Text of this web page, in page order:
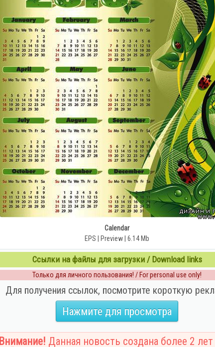
Calendar
EPS | Preview | 6.14 Mb
Ссылки на файлы для загрузки / Download links
Только для личного пользования! / For personal use only!
Для получения ссылок, посмотрите короткую
Нажмите для просмотра
Данная новость создана более 2 лет